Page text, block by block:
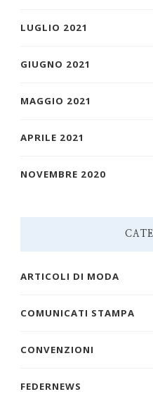
LUGLIO 2021
GIUGNO 2021
MAGGIO 2021
APRILE 2021
NOVEMBRE 2020
ARTICOLI DI MODA
COMUNICATI STAMPA
CONVENZIONI
FEDERNEWS